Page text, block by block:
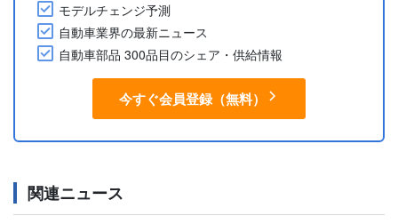
モデルチェンジ予測
自動車業界の最新ニュース
自動車部品 300品目のシェア・供給情報
今すぐ会員登録（無料）
関連ニュース